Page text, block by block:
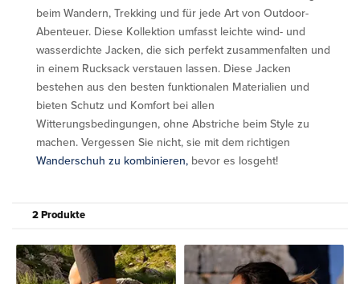
beim Wandern, Trekking und für jede Art von Outdoor-
Abenteuer. Diese Kollektion umfasst leichte wind- und
wasserdichte Jacken, die sich perfekt zusammenfalten und
in einem Rucksack verstauen lassen. Diese Jacken
bestehen aus den besten funktionalen Materialien und
bieten Schutz und Komfort bei allen
Witterungsbedingungen, ohne Abstriche beim Style zu
machen. Vergessen Sie nicht, sie mit dem richtigen
Wanderschuh zu kombinieren, bevor es losgeht!
2 Produkte